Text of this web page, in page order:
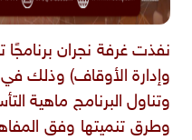
نفذت غرفة نجران برنامجًا
وإدارة الأوقاف) وذلك في
وتناول البرنامج ماهية
وطرق تنميتها وفق